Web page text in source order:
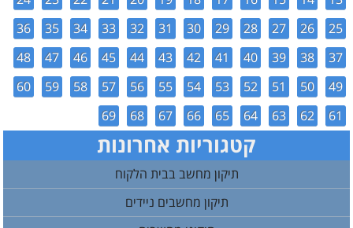
25
26
27
28
29
30
31
32
33
34
35
36
37
38
39
40
41
42
43
44
45
46
47
48
49
50
51
52
53
54
55
56
57
58
59
60
61
62
63
64
65
66
67
68
69
קטגוריות אחרונות
תיקון מחשב בבית הלקוח
תיקון מחשבים ניידים